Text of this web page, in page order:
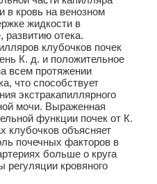
в кровь на венозном
жидкости в
развитию отека.
клубочков почек
К. д. и положительное
всем протяжении
что способствует
экстракапиллярного
мочи. Выраженная
функции почек от К.
клубочков объясняет
почечных факторов в
больше о круга
кровяного